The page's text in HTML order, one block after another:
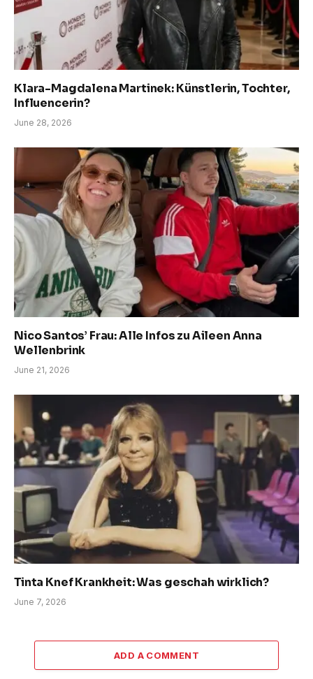
Klara-Magdalena Martinek: Künstlerin, Tochter,
Influencerin?
June 28, 2026
Nico Santos’ Frau: Alle Infos zu Aileen Anna
Wellenbrink
June 21, 2026
Tinta Knef Krankheit: Was geschah wirklich?
June 7, 2026
ADD A COMMENT